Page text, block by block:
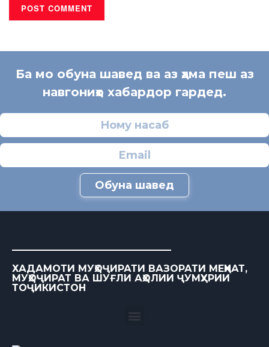
Ба мо обуна шавед ва аз ҳама пеш аз
навгониҳо хабардор гардед.
Обуна шавед
ХАДАМОТИ МУҲОҶИРАТИ ВАЗОРАТИ МЕҲНАТ,
МУҲОҶИРАТ ВА ШУҒЛИ АҲОЛИИ ҶУМҲУРИИ
ТОҶИКИСТОН